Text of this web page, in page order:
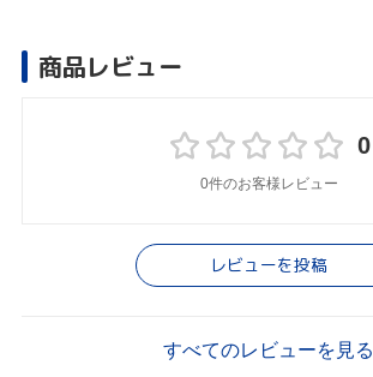
商品レビュー
0
0件のお客様レビュー
レビューを投稿
すべてのレビューを見る